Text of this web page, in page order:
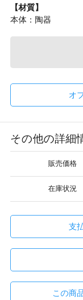
【材質】
本体：陶器
オ
その他の詳細
販売価格
在庫状況
支
この商